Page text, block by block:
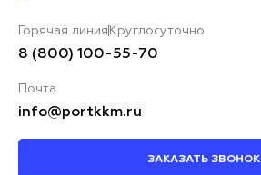
Горячая линия Круглосуточно
8 (800) 100-55-70
Почта
info@portkkm.ru
ЗАКАЗАТЬ ЗВОНОК